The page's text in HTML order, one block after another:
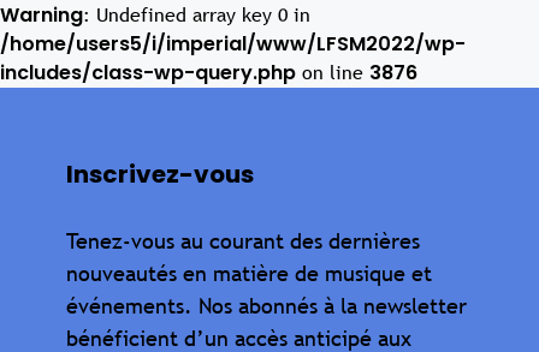
Warning: Undefined array key 0 in
/home/users5/i/imperial/www/LFSM2022/wp-
includes/class-wp-query.php on line 3876
Inscrivez-vous
Tenez-vous au courant des dernières
nouveautés en matière de musique et
événements. Nos abonnés à la newsletter
bénéficient d’un accès anticipé aux